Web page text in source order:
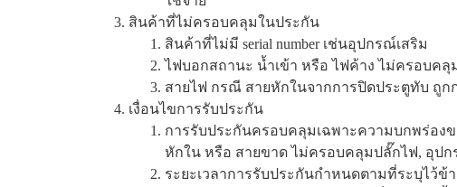
สินค้าที่ไม่ครอบคลุมในประกัน
สินค้าที่ไม่มี serial number เช่นอุปกรณ์เสริม
ไฟบอกสถานะ น้ำเข้า หรือ ไฟค้าง ไม่ครอบคลุ
สายไฟ กรณี สายหักในจากการปิดประตูทับ ถู
เงื่อนไขการรับประกัน
การรับประกันครอบคลุมเฉพาะความบกพร่อ
หักใน หรือ สายขาด ไม่ครอบคลุมปลั๊กไฟ, อุปก
ระยะเวลาการรับประกันกำหนดตามที่ระบุไว้ข้